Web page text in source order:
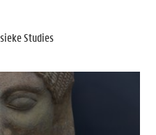
Studies